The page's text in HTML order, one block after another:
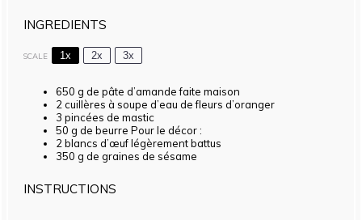
INGREDIENTS
SCALE 1x 2x 3x
650 g de pâte d’amande faite maison
2cuillères à soupe d’eau de fleurs d’oranger
3 pincées de mastic
50 g de beurre Pour le décor :
2blancs d’œuf légèrement battus
350 g de graines de sésame
INSTRUCTIONS